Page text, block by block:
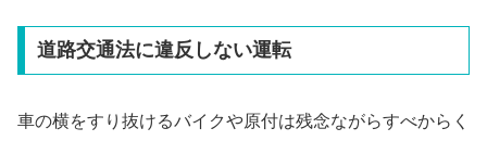
道路交通法に違反しない運転
車の横をすり抜けるバイクや原付は残念ながらすべからく